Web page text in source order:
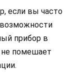
если вы часто
возможности
прибор в
не помешает